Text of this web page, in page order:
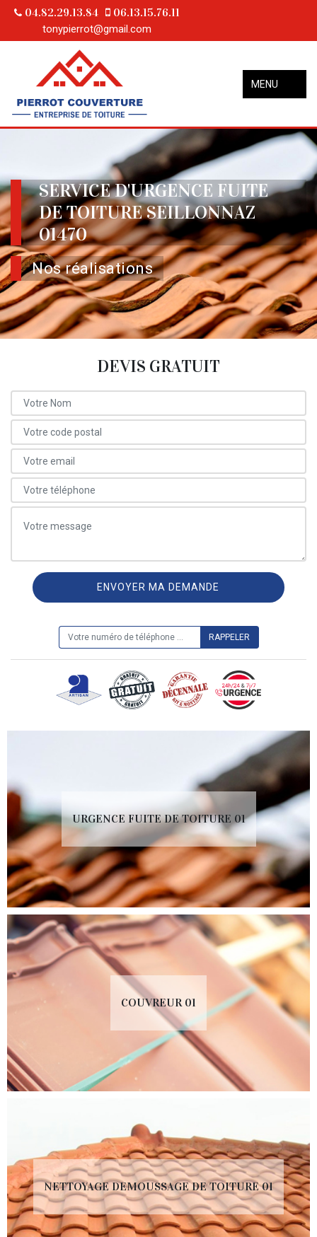
04.82.29.13.84 06.13.15.76.11
tonypierrot@gmail.com
MENU
SERVICE D'URGENCE FUITE
DE TOITURE SEILLONNAZ
01470
Nos réalisations
DEVIS GRATUIT
URGENCE FUITE DE TOITURE 01
COUVREUR 01
NETTOYAGE DEMOUSSAGE DE TOITURE 01